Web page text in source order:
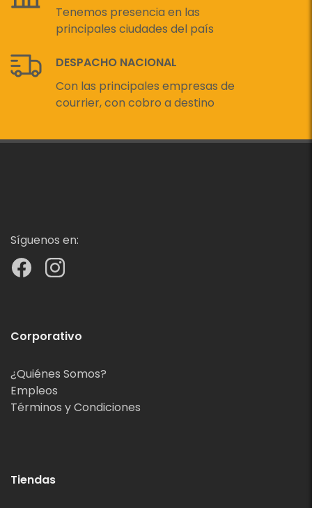
Tenemos presencia en las
principales ciudades del país
DESPACHO NACIONAL
Con las principales empresas de
courrier, con cobro a destino
Síguenos en:
Corporativo
¿Quiénes Somos?
Empleos
Términos y Condiciones
Tiendas